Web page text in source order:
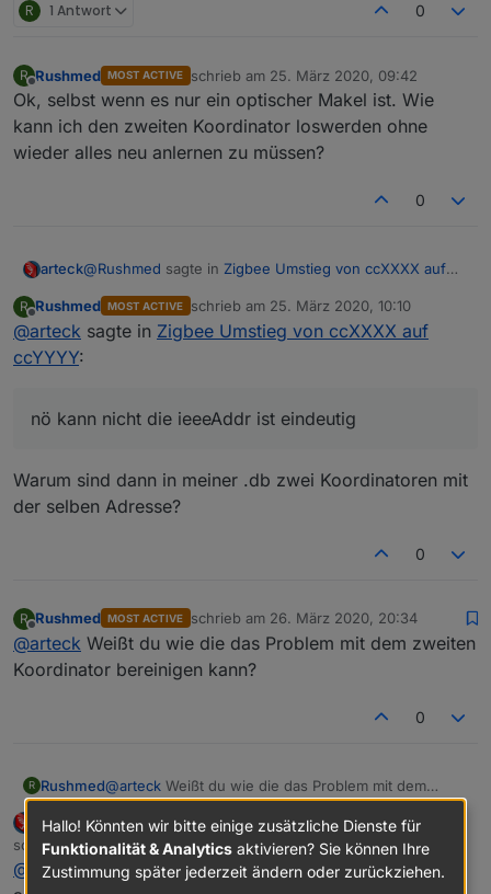
R 1 Antwort 0
R
Offline
Rushmed MOST ACTIVE schrieb am 25. März 2020, 09:42
zuletzt editiert von
Ok, selbst wenn es nur ein optischer Makel ist. Wie
kann ich den zweiten Koordinator loswerden ohne
wieder alles neu anlernen zu müssen?
0
arteck@Rushmed sagte in Zigbee Umstieg von ccXXXX auf
Kann es sein dass die beiden CC2551 die selbe
R
Offline
Rushmed MOST ACTIVE schrieb am 25. März 2020, 10:10
zuletzt editiert von
@arteck sagte in Zigbee Umstieg von ccXXXX auf
ccYYYY:
nö kann nicht die ieeeAddr ist eindeutig
Warum sind dann in meiner .db zwei Koordinatoren mit
der selben Adresse?
0
R
Offline
Rushmed MOST ACTIVE schrieb am 26. März 2020, 20:34
zuletzt editiert von
@arteck Weißt du wie die das Problem mit dem zweiten
Koordinator bereinigen kann?
0
R Rushmed@arteck Weißt du wie die das Problem mit dem
zweiten Koordinator bereinigen kann?
Offline
arteck DEVELOPER MOST ACTIVE
schrieb am27. März 2020, 06:06
zuletzt editiert von
@
Rushmed
Hallo! Könnten wir bitte einige zusätzliche Dienste für
Funktionalität & Analytics aktivieren? Sie können Ihre
Zustimmung später jederzeit ändern oder zurückziehen.